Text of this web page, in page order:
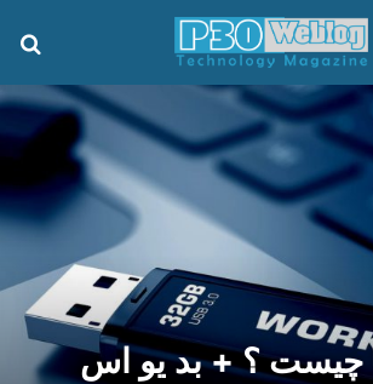
حمله USB چیست ؟ + بد یو اس